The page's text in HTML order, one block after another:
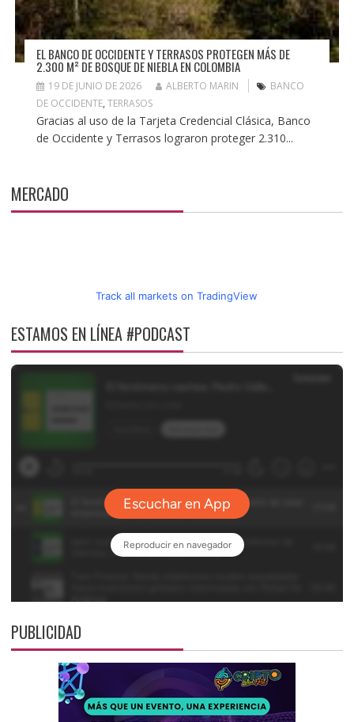
EL BANCO DE OCCIDENTE Y TERRASOS PROTEGEN MÁS DE
2.300 M² DE BOSQUE DE NIEBLA EN COLOMBIA
19 DE JUNIO DE 2026 ALBERTO MARIN
BANCO
DE OCCIDENTE, TERRASOS
Gracias al uso de la Tarjeta Credencial Clásica, Banco
de Occidente y Terrasos lograron proteger 2.310...
MERCADO
Track all markets on TradingView
ESTAMOS EN LÍNEA #PODCAST
PUBLICIDAD